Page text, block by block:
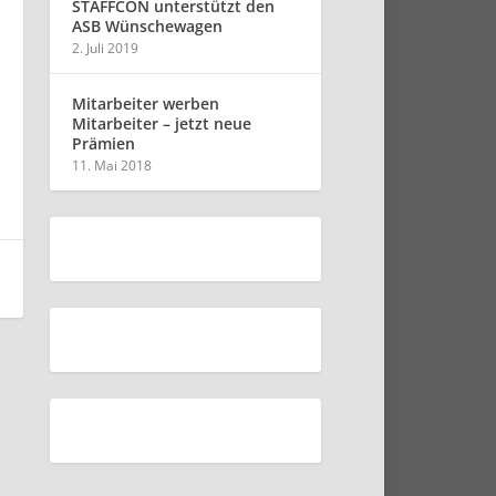
STAFFCON unterstützt den
ASB Wünschewagen
2. Juli 2019
Mitarbeiter werben
Mitarbeiter – jetzt neue
Prämien
11. Mai 2018